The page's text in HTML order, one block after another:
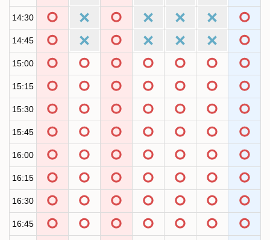
14:30
14:45
15:00
15:15
15:30
15:45
16:00
16:15
16:30
16:45